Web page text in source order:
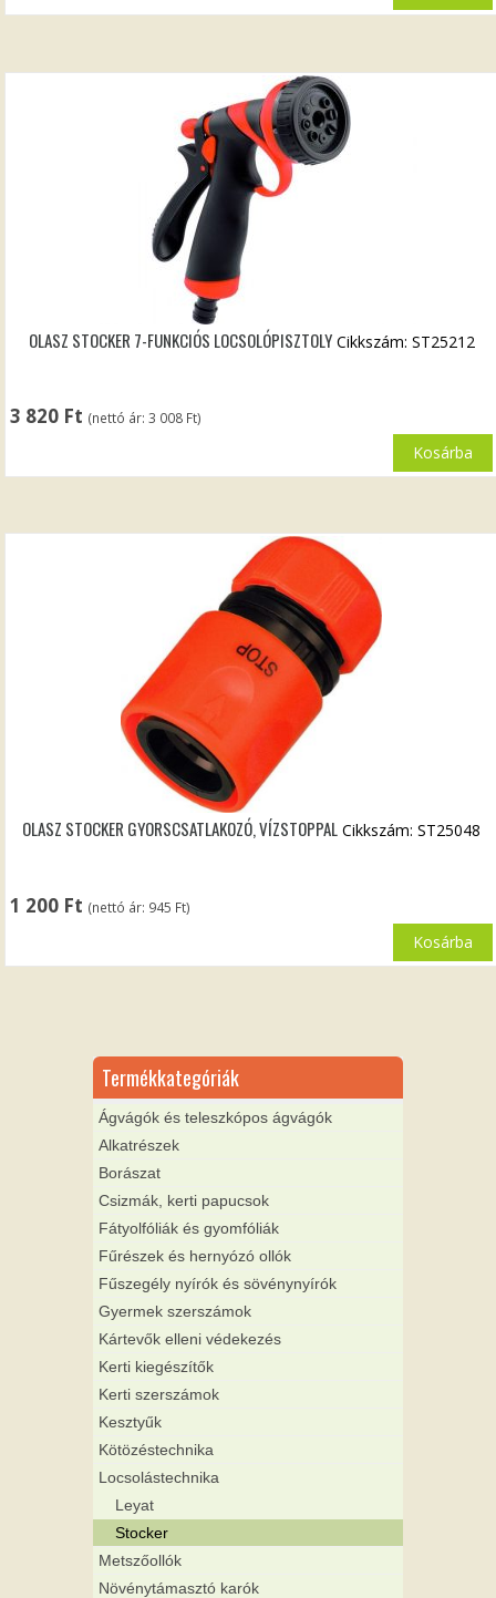
OLASZ STOCKER 7-FUNKCIÓS LOCSOLÓPISZTOLY
3 820 Ft (nettó ár:3 008 Ft)
Cikkszám: ST25212
Kosárba
OLASZ STOCKER GYORSCSATLAKOZÓ, VÍZSTOPPAL
1 200 Ft (nettó ár: 945 Ft)
Cikkszám: ST25048
Kosárba
Termékkategóriák
Ágvágók és teleszkópos ágvágók
Alkatrészek
Borászat
Csizmák, kerti papucsok
Fátyolfóliák és gyomfóliák
Fűrészek és hernyózó ollók
Fűszegély nyírók és sövénynyírók
Gyermek szerszámok
Kártevők elleni védekezés
Kerti kiegészítők
Kerti szerszámok
Kesztyűk
Kötözéstechnika
Locsolástechnika
Leyat
Stocker
Metszőollók
Növénytámasztó karók